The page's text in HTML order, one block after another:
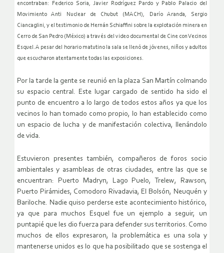
encontraban: Federico Soria, Javier Rodríguez Pardo y Pablo Palacio del
Movimiento Anti Nuclear de Chubut (MACH), Darío Aranda, Sergio
Ciancaglini, y el testimonio de Hernán Schiaffini sobre la explotación minera en
Cerro de San Pedro (México) a través del video documental de Cine con Vecinos
Esquel. A pesar del horario matutino la sala se llenó de jóvenes, niños y adultos
que escucharon atentamente todas las exposiciones.
Por la tarde la gente se reunió en la plaza San Martín colmando
su espacio central. Este lugar cargado de sentido ha sido el
punto de encuentro a lo largo de todos estos años ya que los
vecinos lo han tomado como propio, lo han establecido como
un espacio de lucha y de manifestación colectiva, llenándolo
de vida.
Estuvieron presentes también, compañeros de foros socio
ambientales y asambleas de otras ciudades, entre las que se
encuentran: Puerto Madryn, Lago Puelo, Trelew, Rawson,
Puerto Pirámides, Comodoro Rivadavia, El Bolsón, Neuquén y
Bariloche. Nadie quiso perderse este acontecimiento histórico,
ya que para muchos Esquel fue un ejemplo a seguir, un
puntapié que les dio fuerza para defender sus territorios. Como
muchos de ellos expresaron, la problemática es una sola y
mantenerse unidos es lo que ha posibilitado que se sostenga el